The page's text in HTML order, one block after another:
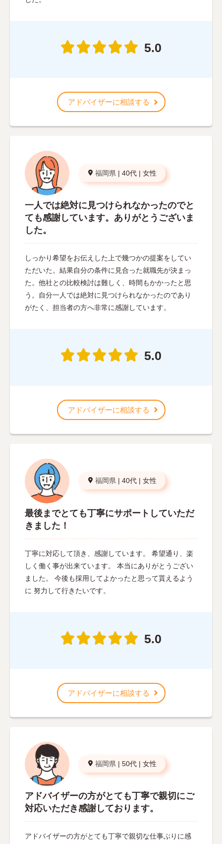
5.0
アドバイザーに相談する
福岡県 | 40代 | 女性
一人では絶対に見つけられなかったのでと
ても感謝しています。ありがとうございま
した。
しっかり希望をお伝えした上で幾つかの提案をしてい
ただいた。結果自分の条件に見合った就職先が決まっ
た。他社との比較検討は難しく、時間もかかったと思
う。自分一人では絶対に見つけられなかったのであり
がたく、担当者の方へ非常に感謝しています。
5.0
アドバイザーに相談する
福岡県 | 40代 | 女性
最後までとても丁寧にサポートしていただ
きました！
丁寧に対応して頂き、感謝しています。 希望通り、楽
しく働く事が出来ています。 本当にありがとうござい
ました。 今後も採用してよかったと思って貰えるよう
に 努力して行きたいです。
5.0
アドバイザーに相談する
福岡県 | 50代 | 女性
アドバイザーの方がとても丁寧で親切にご
対応いただき感謝しております。
アドバイザーの方がとても丁寧で親切な仕事ぶりに感